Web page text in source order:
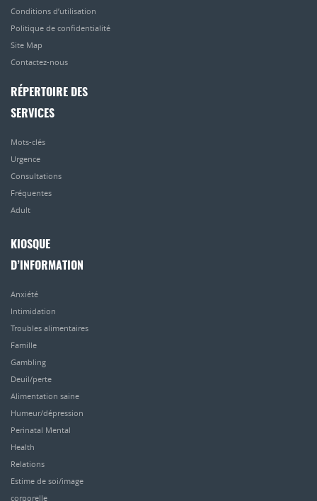
Conditions d’utilisation
Politique de confidentialité
Site Map
Contactez-nous
RÉPERTOIRE DES
SERVICES
Mots-clés
Urgence
Consultations
Fréquentes
Adult
KIOSQUE
D’INFORMATION
Anxiété
Intimidation
Troubles alimentaires
Famille
Gambling
Deuil/perte
Alimentation saine
Humeur/dépression
Perinatal Mental
Health
Relations
Estime de soi/image
corporelle